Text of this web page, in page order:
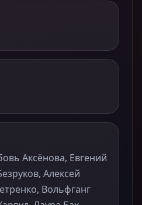
Аксёнова, Евгений
Алексей
Вольфганг